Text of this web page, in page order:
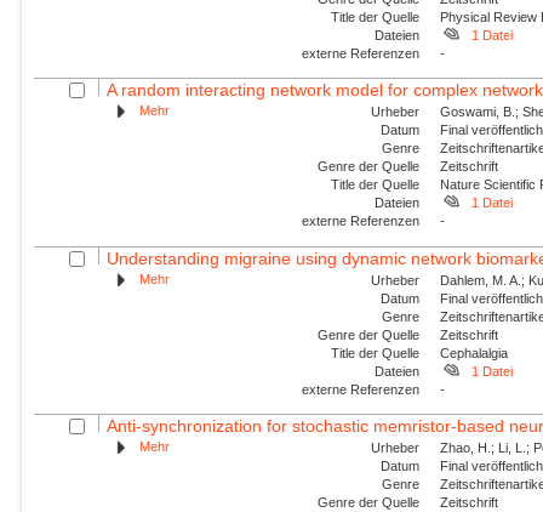
Title der Quelle
Physical Review
Dateien
1 Datei
externe Referenzen
-
A random interacting network model for complex
Mehr Urheber
Goswami, B.;
Datum
Final
Genre
Genre der Quelle
Zeitschrift
Title der Quelle
Nature Scientific
Dateien
1 Datei
externe Referenzen
-
Understanding migraine using dynamic network
Mehr Urheber
Dahlem, M. A.;
Datum
Final
Genre
Genre der Quelle
Zeitschrift
Title der Quelle
Cephalalgia
Dateien
1 Datei
externe Referenzen
-
Anti-synchronization for stochastic memristor-based
Mehr Urheber
Zhao, H.; Li, L.;
Datum
Final
Genre
Genre der Quelle
Zeitschrift